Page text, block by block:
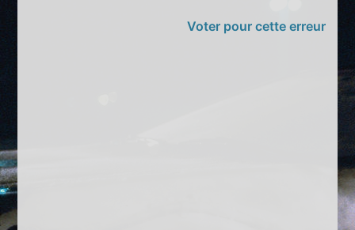
Voter pour cette erreur